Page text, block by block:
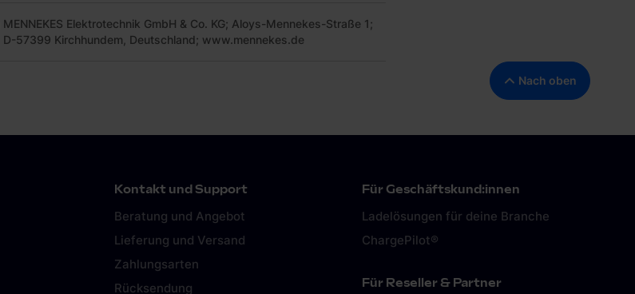
MENNEKES Elektrotechnik GmbH & Co. KG; Aloys-Mennekes-Straße 1;
D-57399 Kirchhundem, Deutschland; www.mennekes.de
Nach oben